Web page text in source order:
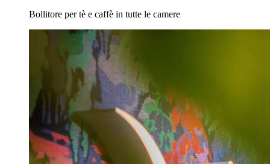
Bollitore per tè e caffè in tutte le camere